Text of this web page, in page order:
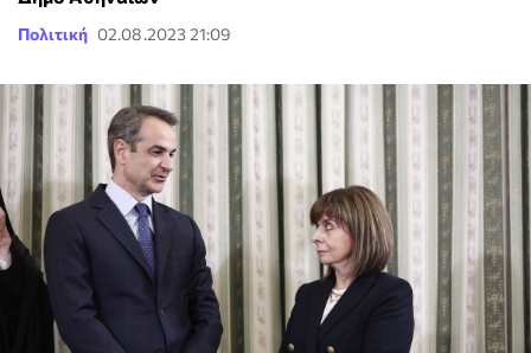
Πολιτική 02.08.2023 21:09